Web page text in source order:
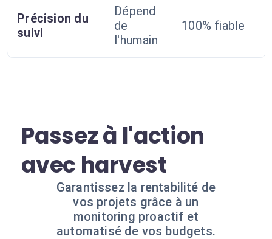
Précision du
suivi
Dépend
de
l'humain
100% fiable
Passez à l'action
avec harvest
Garantissez la rentabilité de
vos projets grâce à un
monitoring proactif et
automatisé de vos budgets.